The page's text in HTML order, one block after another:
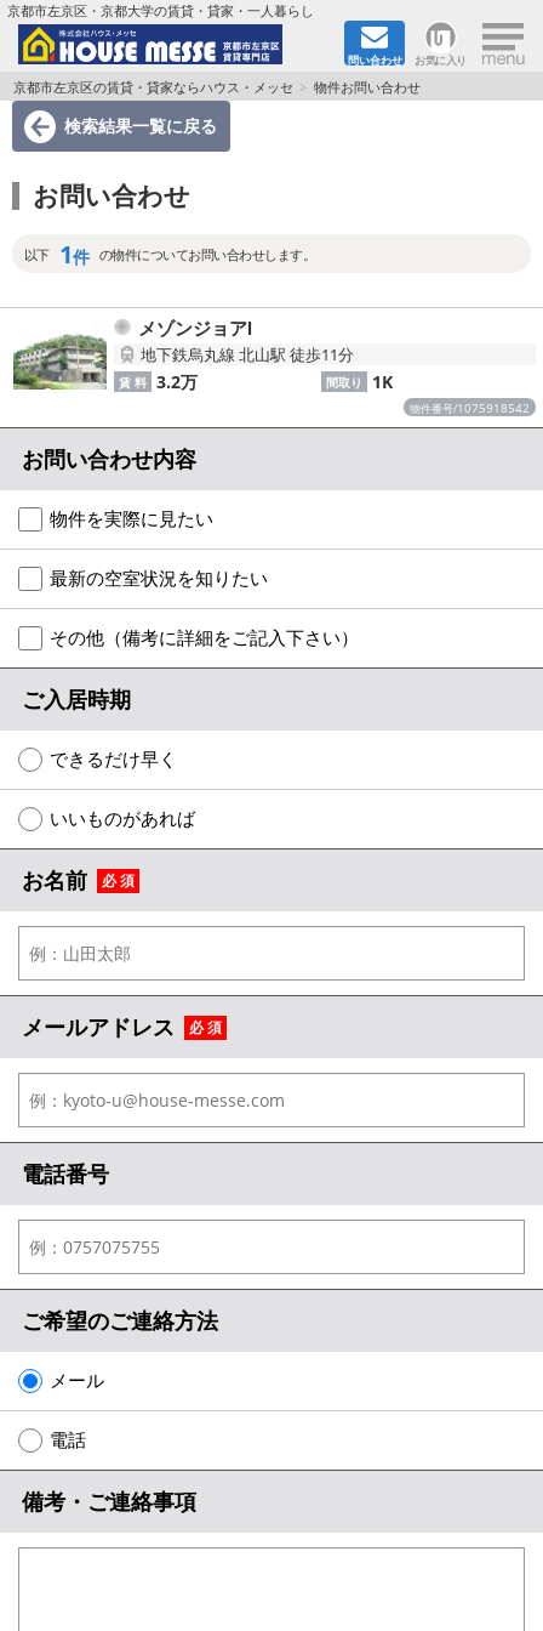
京都市左京区・京都大学の賃貸・貸家・一人暮らし
問い合わせ お気に入り ×
TOPページ
地図から検索
地域から検索
京都大学＆京都芸術大学生さんに
書類DL & 入居者さまへ
家族で住むならマンション？賃家？
一人暮らしの物件特集
ペット相談OKの賃貸！
特選物件
ハウスメーカー施工特集！
路線·駅から探す
IT重説について
スタッフ紹介
店舗情報·アクセス
会社概要
メールでお問い合わせ
京都市左京区の賃貸・貸家ならハウス・メッセ 物件お問い合わせ
検索結果一覧に戻る
お問い合わせ
以下 1件 の物件についてお問い合わせします。
物件番号/1075918542
メゾンジョアⅠ
地下鉄烏丸線 北山駅 徒歩11分
賃 料 3.2万 間取り 1K
お問い合わせ内容
物件を実際に見たい
最新の空室状況を知りたい
その他（備考に詳細をご記入下さい）
ご入居時期
できるだけ早く
いいものがあれば
お名前 必 須
メールアドレス 必 須
電話番号
ご希望のご連絡方法
メール
電話
備考・ご連絡事項